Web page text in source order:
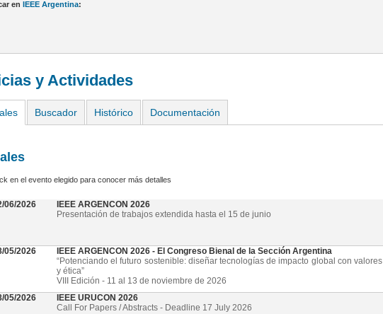
en IEEE Argentina:
y Actividades
Buscador Histórico Documentación
en el evento elegido para conocer más detalles
06/2026
IEEE ARGENCON 2026
Presentación de trabajos extendida hasta el 15 de junio
05/2026
IEEE ARGENCON 2026 - El Congreso Bienal de la Sección Argentina
“Potenciando el futuro sostenible: diseñar tecnologías de impacto global con valores
y ética”
VIII Edición - 11 al 13 de noviembre de 2026
05/2026
IEEE URUCON 2026
Call For Papers / Abstracts - Deadline 17 July 2026